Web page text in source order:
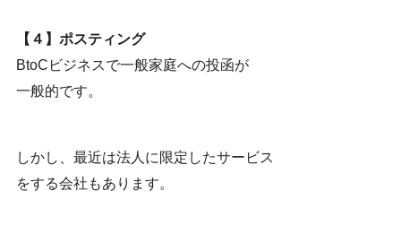
【４】ポスティング
BtoCビジネスで一般家庭への投函が
一般的です。
しかし、最近は法人に限定したサービス
をする会社もあります。